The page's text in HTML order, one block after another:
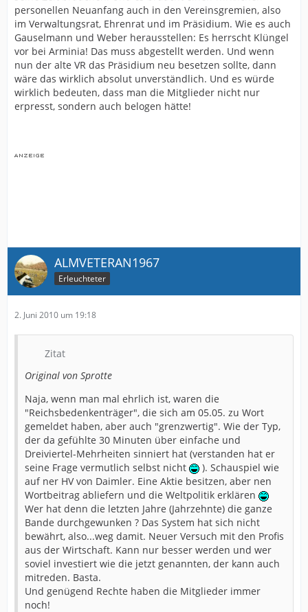
personellen Neuanfang auch in den Vereinsgremien, also
im Verwaltungsrat, Ehrenrat und im Präsidium. Wie es auch
Gauselmann und Weber herausstellen: Es herrscht Klüngel
vor bei Arminia! Das muss abgestellt werden. Und wenn
nun der alte VR das Präsidium neu besetzen sollte, dann
wäre das wirklich absolut unverständlich. Und es würde
wirklich bedeuten, dass man die Mitglieder nicht nur
erpresst, sondern auch belogen hätte!
ALMVETERAN1967
Erleuchteter
2. Juni 2010 um 19:18
Zitat
Original von Sprotte
Naja, wenn man mal ehrlich ist, waren die
"Reichsbedenkenträger", die sich am 05.05. zu Wort
gemeldet haben, aber auch "grenzwertig". Wie der Typ,
der da gefühlte 30 Minuten über einfache und
Dreiviertel-Mehrheiten sinniert hat (verstanden hat er
seine Frage vermutlich selbst nicht
). Schauspiel wie
auf ner HV von Daimler. Eine Aktie besitzen, aber nen
Wortbeitrag abliefern und die Weltpolitik erklären
Wer hat denn die letzten Jahre (Jahrzehnte) die ganze
Bande durchgewunken ? Das System hat sich nicht
bewährt, also...weg damit. Neuer Versuch mit den Profis
aus der Wirtschaft. Kann nur besser werden und wer
soviel investiert wie die jetzt genannten, der kann auch
mitreden. Basta.
Und genügend Rechte haben die Mitglieder immer
noch!